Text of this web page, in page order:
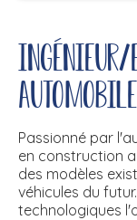
automobile
Passionné par
en construction
des modèles
véhicules du
technologiques